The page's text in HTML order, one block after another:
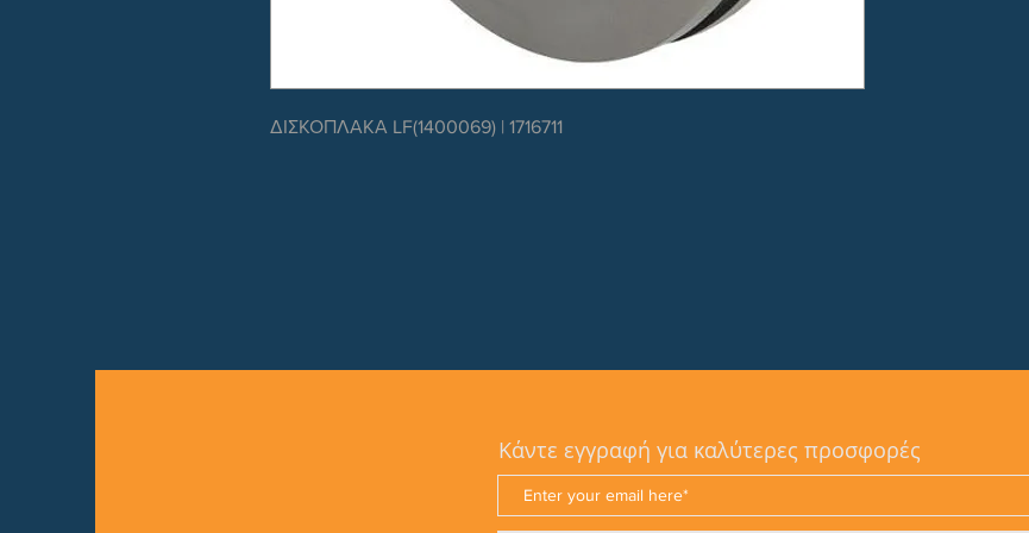
ΔΙΣΚΟΠΛΑΚΑ LF(1400069) | 1716711
Κάντε εγγραφή για καλύτερες προσφορές